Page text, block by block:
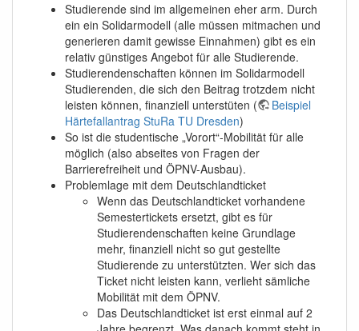
Studierende sind im allgemeinen eher arm. Durch
ein ein Solidarmodell (alle müssen mitmachen und
generieren damit gewisse Einnahmen) gibt es ein
relativ günstiges Angebot für alle Studierende.
Studierendenschaften können im Solidarmodell
Studierenden, die sich den Beitrag trotzdem nicht
leisten können, finanziell unterstüten (
Beispiel
Härtefallantrag StuRa TU Dresden)
So ist die studentische „Vorort“-Mobilität für alle
möglich (also abseites von Fragen der
Barrierefreiheit und ÖPNV-Ausbau).
Problemlage mit dem Deutschlandticket
Wenn das Deutschlandticket vorhandene
Semestertickets ersetzt, gibt es für
Studierendenschaften keine Grundlage
mehr, finanziell nicht so gut gestellte
Studierende zu unterstützten. Wer sich das
Ticket nicht leisten kann, verlieht sämliche
Mobilität mit dem ÖPNV.
Das Deutschlandticket ist erst einmal auf 2